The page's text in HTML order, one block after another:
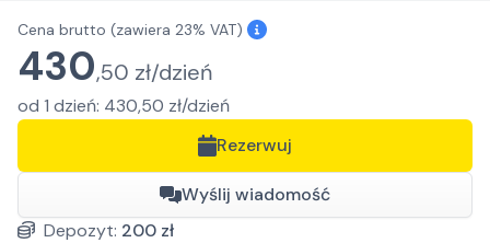
Cena brutto (zawiera 23% VAT)
430,50 zł/dzień
od 1 dzień: 430,50 zł/dzień
Rezerwuj
Wyślij wiadomość
Depozyt: 200 zł